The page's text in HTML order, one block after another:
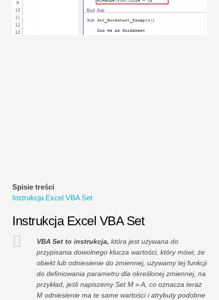
Samouczki dotyczące modelowania finansowego
Pełna forma
Spisie treści
Instrukcja Excel VBA Set
Instrukcja Excel VBA Set
VBA Set to instrukcja, która jest używana do
przypisania dowolnego klucza wartości, który mówi, że
obiekt lub odniesienie do zmiennej, używamy tej funkcji
do definiowania parametru dla określonej zmiennej, na
przykład, jeśli napiszemy Set M = A, co oznacza teraz
M odniesienie ma te same wartości i atrybuty podobne